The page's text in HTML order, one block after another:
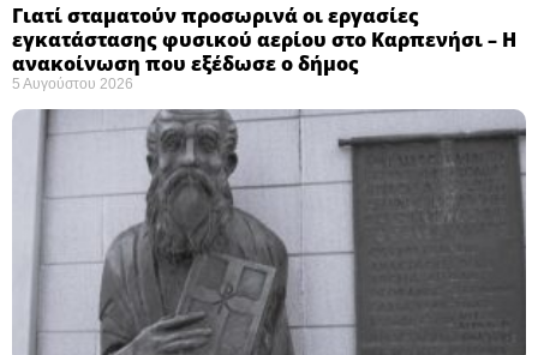
Γιατί σταματούν προσωρινά οι εργασίες
εγκατάστασης φυσικού αερίου στο Καρπενήσι – Η
ανακοίνωση που εξέδωσε ο δήμος
5 Αυγούστου 2026